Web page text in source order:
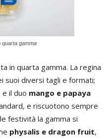
gamma
in quarta gamma. La regina
suoi diversi tagli e formati;
e il duo mango e papaya
e riscuotono sempre
festività la gamma si
physalis e dragon fruit,